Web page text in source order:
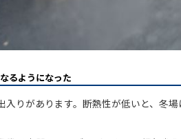
るようになった
入りがあります。断熱性が低いと、冬